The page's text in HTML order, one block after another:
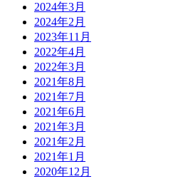
2024年3月
2024年2月
2023年11月
2022年4月
2022年3月
2021年8月
2021年7月
2021年6月
2021年3月
2021年2月
2021年1月
2020年12月